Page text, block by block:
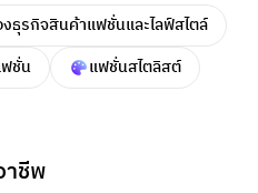
งธุรกิจสินค้าแฟชั่นและไลฟ์สไตล์
ชั่น
แฟชั่นสไตลิสต์
าชีพ